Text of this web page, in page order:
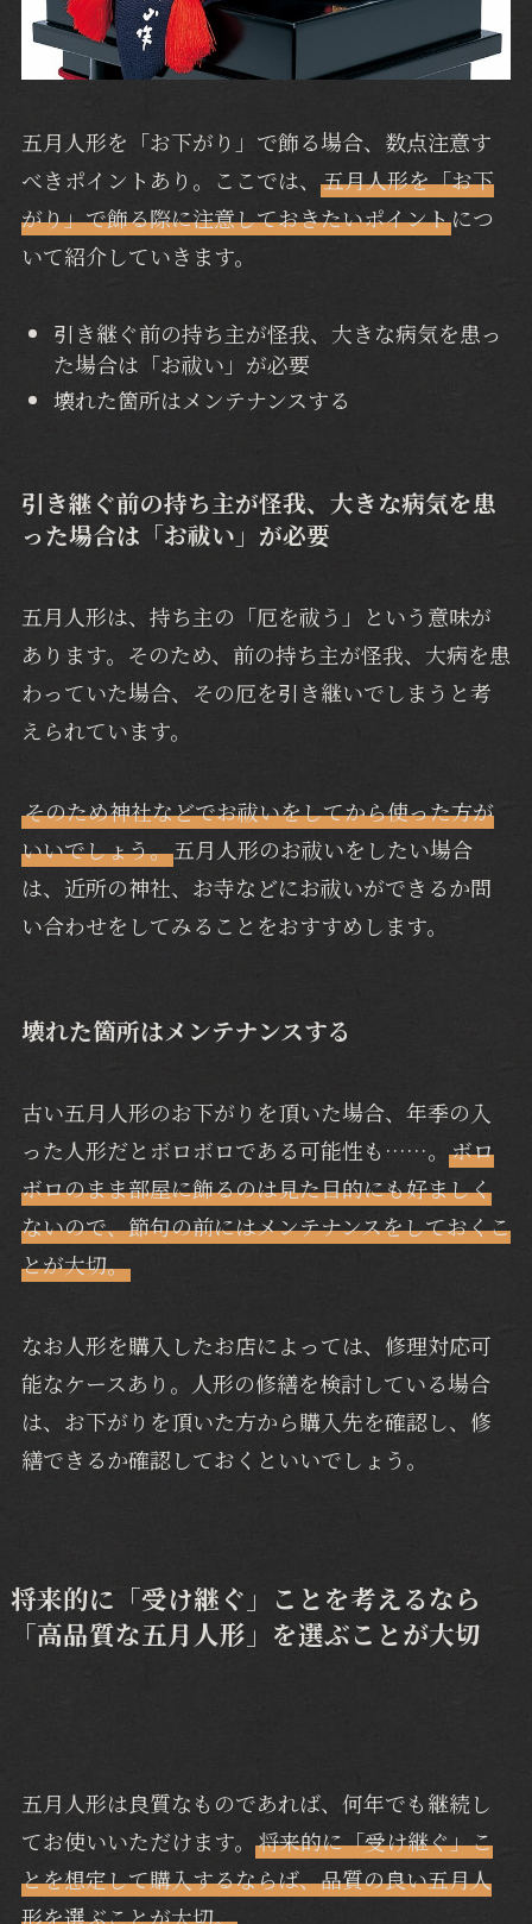
五月人形を「お下がり」で飾る場合、数点注意す
べきポイントあり。ここでは、 五月人形を「お下
がり」で飾る際に注意しておきたいポイントにつ
いて紹介していきます。
引き継ぐ前の持ち主が怪我、大きな病気を患っ
た場合は「お祓い」が必要
壊れた箇所はメンテナンスする
引き継ぐ前の持ち主が怪我、大きな病気を患
った場合は「お祓い」が必要
五月人形は、持ち主の「厄を祓う」という意味が
あります。そのため、前の持ち主が怪我、大病を患
わっていた場合、その厄を引き継いでしまうと考
えられています。
そのため神社などでお祓いをしてから使った方が
いいでしょう。五月人形のお祓いをしたい場合
は、近所の神社、お寺などにお祓いができるか問
い合わせをしてみることをおすすめします。
壊れた箇所はメンテナンスする
古い五月人形のお下がりを頂いた場合、年季の入
った人形だとボロボロである可能性も……。 ボロ
ボロのまま部屋に飾るのは見た目的にも好ましく
ないので、節句の前にはメンテナンスをしておくこ
とが大切。
なお人形を購入したお店によっては、修理対応可
能なケースあり。人形の修繕を検討している場合
は、お下がりを頂いた方から購入先を確認し、修
繕できるか確認しておくといいでしょう。
将来的に「受け継ぐ」ことを考えるなら
「高品質な五月人形」を選ぶことが大切
五月人形は良質なものであれば、何年でも継続し
てお使いいただけます。 将来的に「受け継ぐ」こ
とを想定して購入するならば、品質の良い五月人
形を選ぶことが大切。